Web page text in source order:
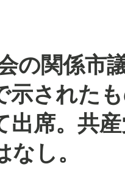
の関係市
示された
出席。共
し。